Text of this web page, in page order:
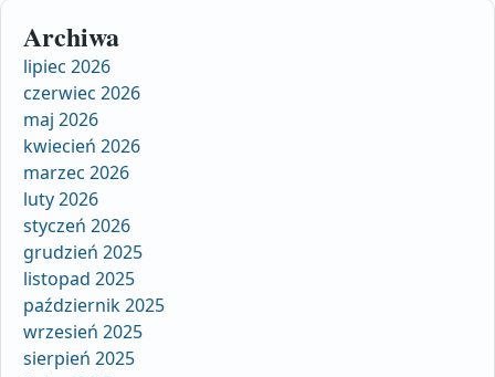
Archiwa
lipiec 2026
czerwiec 2026
maj 2026
kwiecień 2026
marzec 2026
luty 2026
styczeń 2026
grudzień 2025
listopad 2025
październik 2025
wrzesień 2025
sierpień 2025